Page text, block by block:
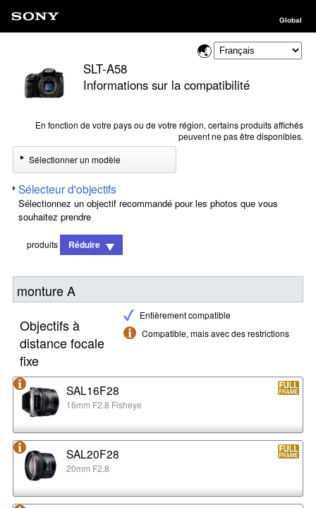
Global
SLT-A58
Informations sur la compatibilité
En fonction de votre pays ou de votre région, certains produits affichés
peuvent ne pas être disponibles.
Sélectionner un modèle
Sélecteur d'objectifs
Sélectionnez un objectif recommandé pour les photos que vous
souhaitez prendre
produits Réduire
monture A
Entièrement compatible
Compatible, mais avec des restrictions
Objectifs à
distance focale
fixe
SAL16F28
16mm F2.8 Fisheye
SAL20F28
20mm F2.8